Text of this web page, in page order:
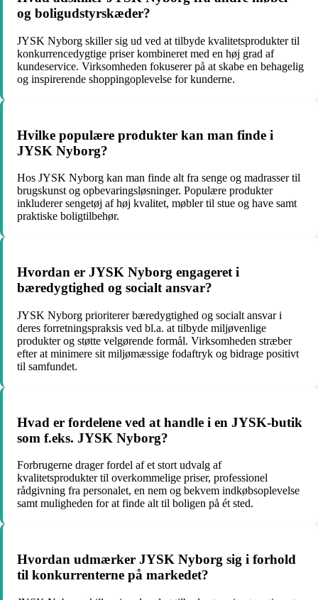
og boligudstyrskæder?
JYSK Nyborg skiller sig ud ved at tilbyde kvalitetsprodukter til
konkurrencedygtige priser kombineret med en høj grad af
kundeservice. Virksomheden fokuserer på at skabe en behagelig
og inspirerende shoppingoplevelse for kunderne.
Hvilke populære produkter kan man finde i
JYSK Nyborg?
Hos JYSK Nyborg kan man finde alt fra senge og madrasser til
brugskunst og opbevaringsløsninger. Populære produkter
inkluderer sengetøj af høj kvalitet, møbler til stue og have samt
praktiske boligtilbehør.
Hvordan er JYSK Nyborg engageret i
bæredygtighed og socialt ansvar?
JYSK Nyborg prioriterer bæredygtighed og socialt ansvar i
deres forretningspraksis ved bl.a. at tilbyde miljøvenlige
produkter og støtte velgørende formål. Virksomheden stræber
efter at minimere sit miljømæssige fodaftryk og bidrage positivt
til samfundet.
Hvad er fordelene ved at handle i en JYSK-butik
som f.eks. JYSK Nyborg?
Forbrugerne drager fordel af et stort udvalg af
kvalitetsprodukter til overkommelige priser, professionel
rådgivning fra personalet, en nem og bekvem indkøbsoplevelse
samt muligheden for at finde alt til boligen på ét sted.
Hvordan udmærker JYSK Nyborg sig i forhold
til konkurrenterne på markedet?